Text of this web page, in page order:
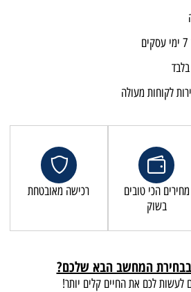
לקוחות מעולה
מחירים הכי טובים
בשוק
רכישה מאובטחת
בבחירת המחשב הבא שלכם?
לעשות לכם את החיים קלים יותר!